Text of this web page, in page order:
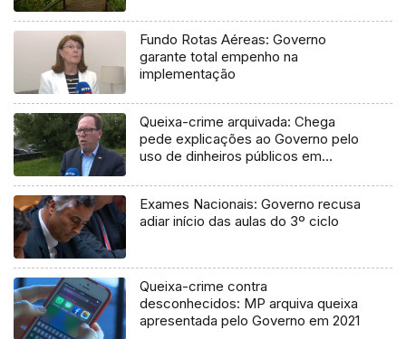
Fundo Rotas Aéreas: Governo
garante total empenho na
implementação
Queixa-crime arquivada: Chega
pede explicações ao Governo pelo
uso de dinheiros públicos em
Exames Nacionais: Governo recusa
adiar início das aulas do 3º ciclo
Queixa-crime contra
desconhecidos: MP arquiva queixa
apresentada pelo Governo em 2021